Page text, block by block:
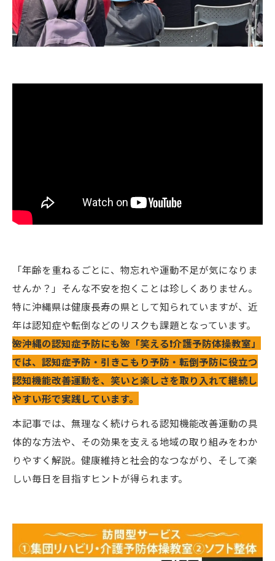
「年齢を重ねるごとに、物忘れや運動不足が気になりま
せんか？」そんな不安を抱くことは珍しくありません。
特に沖縄県は健康長寿の県として知られていますが、近
年は認知症や転倒などのリスクも課題となっています。
🌺沖縄の認知症予防にも🌺「笑える❗️介護予防体操教室」
では、認知症予防・引きこもり予防・転倒予防に役立つ
認知機能改善運動を、笑いと楽しさを取り入れて継続し
やすい形で実践しています。
本記事では、無理なく続けられる認知機能改善運動の具
体的な方法や、その効果を支える地域の取り組みをわか
りやすく解説。健康維持と社会的なつながり、そして楽
しい毎日を目指すヒントが得られます。